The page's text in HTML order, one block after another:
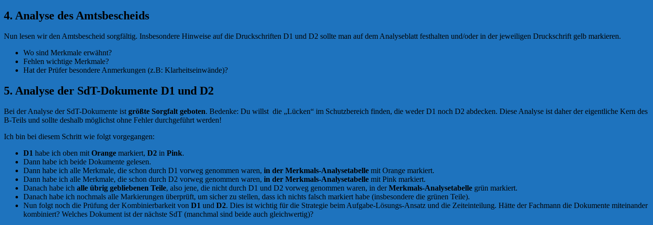
4. Analyse des Amtsbescheids
Nun lesen wir den Amtsbescheid sorgfältig. Insbesondere Hinweise auf die Druckschriften D1 und D2 sollte man auf dem Analyseblatt festhalten und/oder in der jeweiligen Druckschrift gelb markieren.
Wo sind Merkmale erwähnt?
Fehlen wichtige Merkmale?
Hat der Prüfer besondere Anmerkungen (z.B: Klarheitseinwände)?
5. Analyse der SdT-Dokumente D1 und D2
Bei der Analyse der SdT-Dokumente ist größte Sorgfalt geboten. Bedenke: Du willst die „Lücken“ im Schutzbereich finden, die weder D1 noch D2 abdecken. Diese Analyse ist daher der eigentliche Kern des
B-Teils und sollte deshalb möglichst ohne Fehler durchgeführt werden!
Ich bin bei diesem Schritt wie folgt vorgegangen:
D1 habe ich oben mit Orange markiert, D2 in Pink.
Dann habe ich beide Dokumente gelesen.
Dann habe ich alle Merkmale, die schon durch D1 vorweg genommen waren, in der Merkmals-Analysetabelle mit Orange markiert.
Dann habe ich alle Merkmale, die schon durch D2 vorweg genommen waren, in der Merkmals-Analysetabelle mit Pink markiert.
Danach habe ich alle übrig gebliebenen Teile, also jene, die nicht durch D1 und D2 vorweg genommen waren, in derMerkmals-Analysetabelle grün markiert.
Danach habe ich nochmals alle Markierungen überprüft, um sicher zu stellen, dass ich nichts falsch markiert habe (insbesondere die grünen Teile).
Nun folgt noch die Prüfung der Kombinierbarkeit von D1 und D2. Dies ist wichtig für die Strategie beim Aufgabe-Lösungs-Ansatz und die Zeiteinteilung. Hätte der Fachmann die Dokumente miteinander
kombiniert? Welches Dokument ist der nächste SdT (manchmal sind beide auch gleichwertig)?